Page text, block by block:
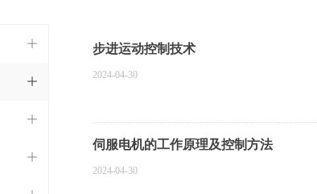
ꄶ
ꄶ
ꄶ
ꄶ
步进运动控制技术
2024-04-30
伺服电机的工作原理及控制方法
2024-04-30